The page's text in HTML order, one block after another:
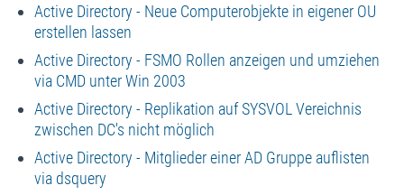
Active Directory - Neue Computerobjekte in eigener OU
erstellen lassen
Active Directory - FSMO Rollen anzeigen und umziehen
via CMD unter Win 2003
Active Directory - Replikation auf SYSVOL Vereichnis
zwischen DC's nicht möglich
Active Directory - Mitglieder einer AD Gruppe auflisten
via dsquery